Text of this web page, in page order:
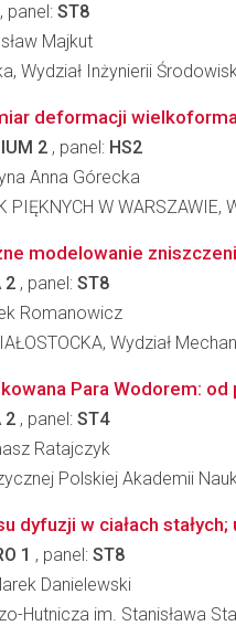
, panel: ST8
Majkut
Wydział Inżynierii
deformacji
2 , panel: HS2
Anna Górecka
PIĘKNYCH W
modelowanie
2 , panel: ST8
Romanowicz
Wydział
Para Wodorem:
2 , panel: ST4
Ratajczyk
Polskiej Akademii
dyfuzji w ciałach
1 , panel: ST8
Danielewski
Hutnicza im. Stanisława